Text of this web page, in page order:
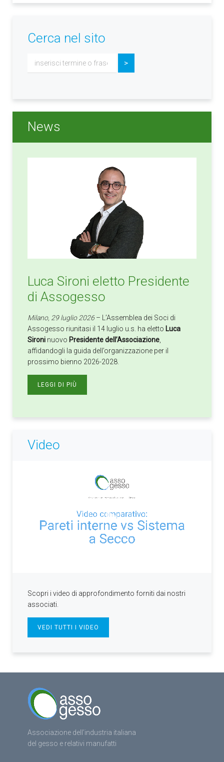
Cerca nel sito
Cerca... >
News
Luca Sironi eletto Presidente
di Assogesso
Milano, 29 luglio 2026– L’Assemblea dei Soci di
Assogesso riunitasi il 14 luglio u.s. ha eletto Luca
Sironi nuovo Presidente dell’Associazione,
affidandogli la guida dell’organizzazione per il
prossimo bienno 2026-2028.
LEGGI DI PIÙ
Video
Scopri i video di approfondimento forniti dai nostri
associati.
VEDI TUTTI I VIDEO
Associazione dell’industria italiana
del gesso e relativi manufatti